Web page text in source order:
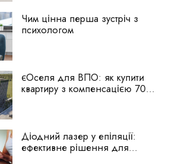
Чим цінна перша зустріч з
психологом
єОселя для ВПО: як купити
квартиру з компенсацією 70%
Діодний лазер у епіляції:
ефективне рішення для